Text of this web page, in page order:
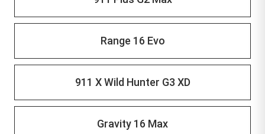
Range 16 Evo
911 X Wild Hunter G3 XD
Gravity 16 Max